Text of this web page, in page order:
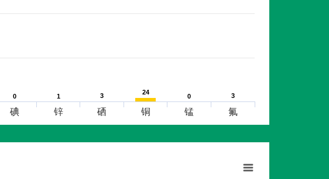
0
0 1
1 3
3 24
24
0
0 3
3
碘 锌 硒 铜 锰 氟